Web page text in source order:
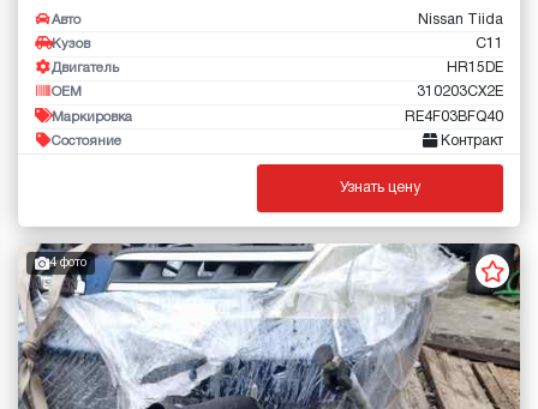
Авто Nissan Tiida
Кузов C11
Двигатель HR15DE
OEM 310203CX2E
Маркировка RE4F03BFQ40
Состояние Контракт
Узнать цену
4 фото